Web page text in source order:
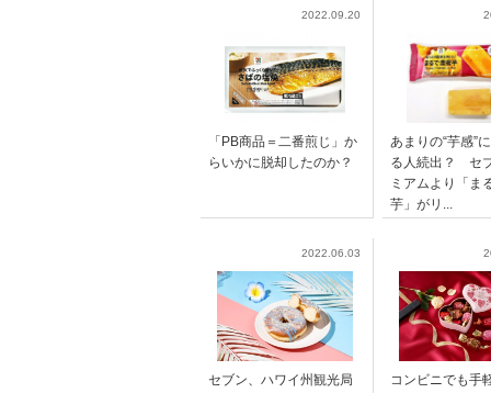
2022.09.20
「PB商品＝二番煎じ」か
らいかに脱却したのか？
あまりの“芋感”
る人続出？ セ
ミアムより「ま
芋」がリ...
2022.06.03
セブン、ハワイ州観光局
コンビニでも手